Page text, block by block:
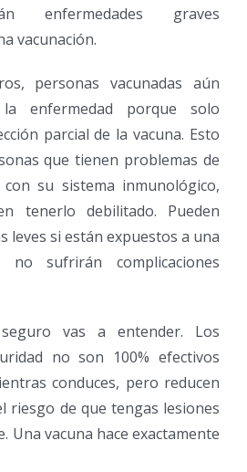
enfermedades graves
vacunación.
personas vacunadas aún
enfermedad porque solo
parcial de la vacuna. Esto
que tienen problemas de
su sistema inmunológico,
tenerlo debilitado. Pueden
leves si están expuestos a una
no sufrirán complicaciones
vas a entender. Los
no son 100% efectivos
conduces, pero reducen
riesgo de que tengas lesiones
Una vacuna hace exactamente